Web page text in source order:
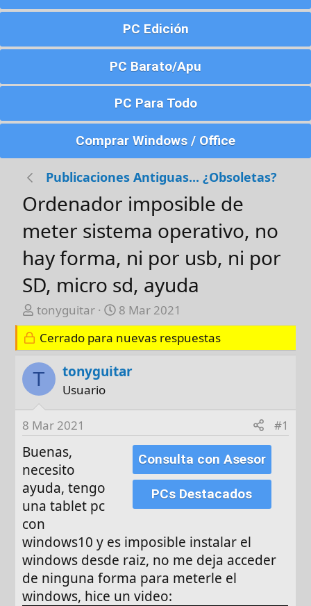
PC Edición
PC Barato/Apu
PC Para Todo
Comprar Windows / Office
Publicaciones Antiguas... ¿Obsoletas?
Ordenador imposible de
meter sistema operativo, no
hay forma, ni por usb, ni por
SD, micro sd, ayuda
A
u
t
r
tonyguitar
F
e
c
a
n
8 Mar 2021
Cerrado para nuevas respuestas
T tonyguitar
Usuario
8 Mar 2021 #1
Consulta con Asesor
PCs Destacados
Buenas,
necesito
ayuda, tengo
una tablet pc
con
windows10 y es imposible instalar el
windows desde raiz, no me deja acceder
de ninguna forma para meterle el
windows, hice un video: